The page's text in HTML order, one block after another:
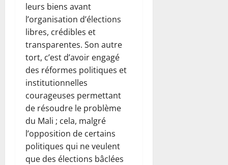
leurs biens avant
l’organisation d’élections
libres, crédibles et
transparentes. Son autre
tort, c’est d’avoir engagé
des réformes politiques et
institutionnelles
courageuses permettant
de résoudre le problème
du Mali ; cela, malgré
l’opposition de certains
politiques qui ne veulent
que des élections bâclées